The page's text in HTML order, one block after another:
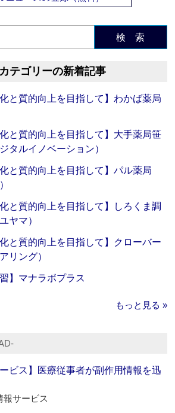
検 索
テゴリーの新着記事
と質的向上を目指して】わかば薬局
と質的向上を目指して】大手薬局笹
タルイノベーション）
と質的向上を目指して】パル薬局
と質的向上を目指して】しろくま調
ヤマ）
と質的向上を目指して】クローバー
リング）
】マナラボプラス
もっと見る »
ビス】医療従事者が副作用情報を迅
報サービス